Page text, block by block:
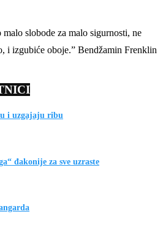
slobode za malo sigurnosti, ne
i izgubiće oboje.” Bendžamin Frenklin
i uzgajaju ribu
đakonije za sve uzraste